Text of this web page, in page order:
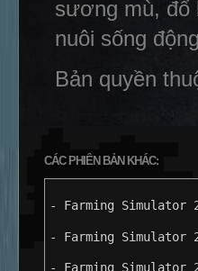
sương mù, đổ
nuôi sống
Bản quyền
CÁC PHIÊN BẢN KHÁC:
- Farming Simulator
- Farming Simulator
- Farming Simulator